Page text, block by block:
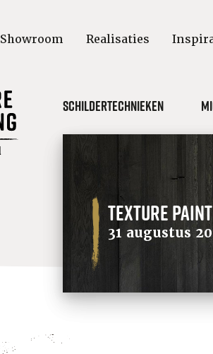
Showroom Realisaties
Schildertechnieken
Texture
31 augustus